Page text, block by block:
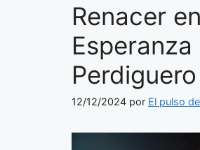
Renacer
Perdiguero
12/12/2024 por El pulso